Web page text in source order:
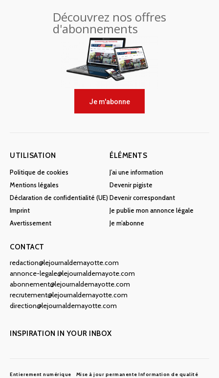
Découvrez nos offres
d'abonnements
Je m'abonne
UTILISATION
Politique de cookies
Mentions légales
Déclaration de confidentialité (UE)
Imprint
Avertissement
ÉLÉMENTS
J’ai une information
Devenir pigiste
Devenir correspondant
Je publie mon annonce légale
Je m’abonne
CONTACT
redaction@lejournaldemayotte.com
annonce-legale@lejournaldemayote.com
abonnement@lejournaldemayotte.com
recrutement@lejournaldemayotte.com
direction@lejournaldemayotte.com
INSPIRATION IN YOUR INBOX
Entierement numérique Mise à jour permanente Information de qualité